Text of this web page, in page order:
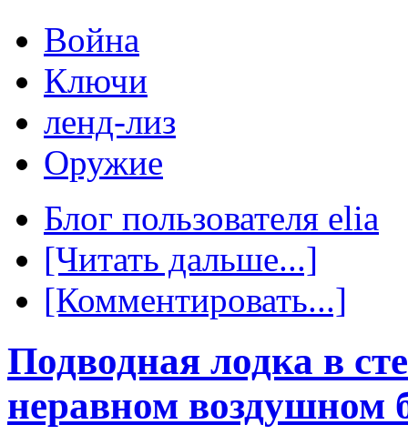
Война
Ключи
ленд-лиз
Оружие
Блог пользователя elia
[Читать дальше...]
[Комментировать...]
Подводная лодка в
неравном воздушном